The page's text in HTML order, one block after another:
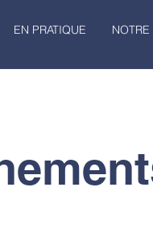
EN PRATIQUE NOTRE